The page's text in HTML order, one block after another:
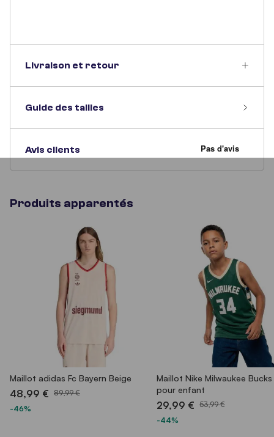
Livraison et retour
Guide des tailles
Avis clients
Produits apparentés
Maillot adidas Fc Bayern Beige
48,99 € 89,99 €
-46%
Maillot Nike Milwaukee
pour enfant
29,99 € 53,99 €
-44%